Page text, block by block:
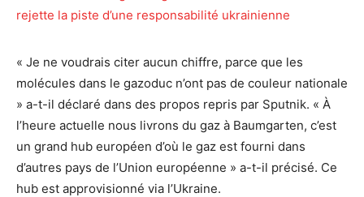
rejette la piste d’une responsabilité ukrainienne
« Je ne voudrais citer aucun chiffre, parce que les
molécules dans le gazoduc n’ont pas de couleur nationale
» a-t-il déclaré dans des propos repris par Sputnik. « À
l’heure actuelle nous livrons du gaz à Baumgarten, c’est
un grand hub européen d’où le gaz est fourni dans
d’autres pays de l’Union européenne » a-t-il précisé. Ce
hub est approvisionné via l’Ukraine.